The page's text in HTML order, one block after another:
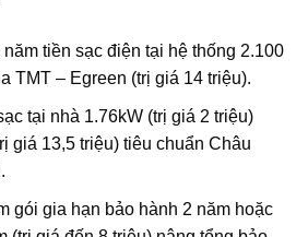
năm tiền sạc điện tại hệ thống 2.100
TMT – Egreen (trị giá 14 triệu).
tại nhà 1.76kW (trị giá 2 triệu)
giá 13,5 triệu) tiêu chuẩn Châu
gói gia hạn bảo hành 2 năm hoặc